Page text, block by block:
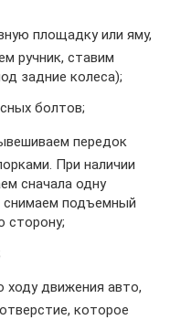
площадку или яму,
ручник, ставим
задние колеса);
болтов;
передок
При наличии
сначала одну
снимаем подъемный
сторону;
ходу движения авто,
которое